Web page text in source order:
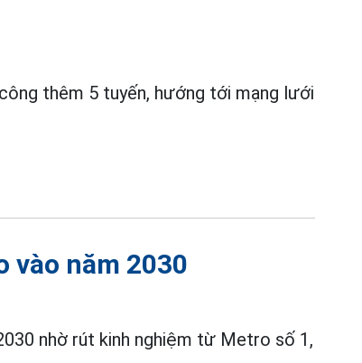
thêm 5 tuyến, hướng tới mạng lưới
vào năm 2030
nhờ rút kinh nghiệm từ Metro số 1,